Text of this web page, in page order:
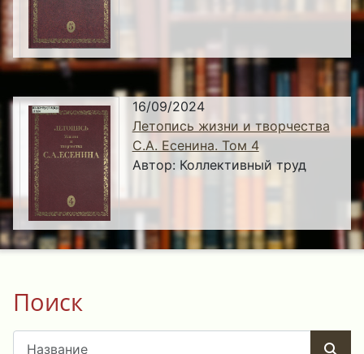
16/09/2024
Летопись жизни и творчества
С.А. Есенина. Том 4
Автор: Коллективный труд
Поиск